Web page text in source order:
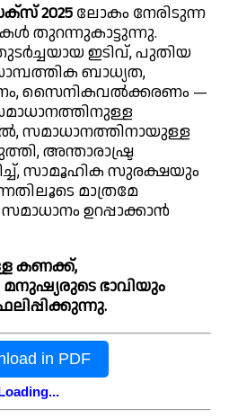
2025 ലോകം നേരിടുന്ന
തുറന്നുകാട്ടുന്നു.
ഇടിവ്, പുതിയ
ബാധ്യത,
സൈനികവൽക്കരണം —
സമാധാനത്തിനായുള്ള
അന്താരാഷ്ട്ര
സാമൂഹിക സുരക്ഷയും
മാത്രമേ
ഉറപ്പാക്കാൻ
കണക്ക്,
ഭാവിയും
in PDF